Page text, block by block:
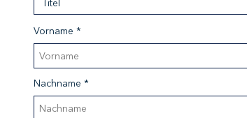
Titel
Vorname *
Nachname *